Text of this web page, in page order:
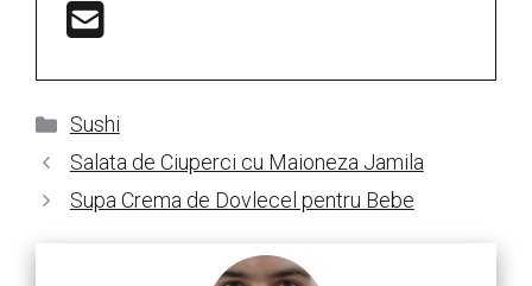
Categorii
Sushi
Salata de Ciuperci cu Maioneza Jamila
Supa Crema de Dovlecel pentru Bebe